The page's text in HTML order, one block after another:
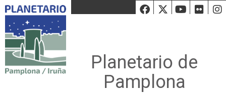
Facebook
Twiiter
Planetario de
Pamplona